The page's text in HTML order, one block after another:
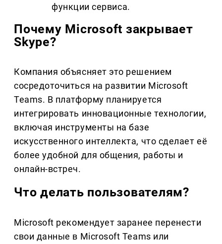
функции сервиса.
Почему Microsoft закрывает
Skype?
Компания объясняет это решением
сосредоточиться на развитии Microsoft
Teams. В платформу планируется
интегрировать инновационные технологии,
включая инструменты на базе
искусственного интеллекта, что сделает её
более удобной для общения, работы и
онлайн-встреч.
Что делать пользователям?
Microsoft рекомендует заранее перенести
свои данные в Microsoft Teams или